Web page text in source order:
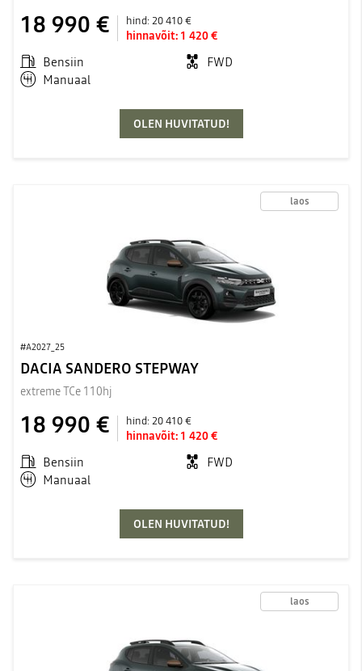
18 990 € hind:20 410 €
hinnavõit: 1 420 €
Bensiin
FWD
Manuaal
OLEN HUVITATUD!
laos
#A2027_25
DACIA SANDERO STEPWAY
extreme TCe 110hj
18 990 € hind:20 410 €
hinnavõit: 1 420 €
Bensiin
FWD
Manuaal
OLEN HUVITATUD!
laos